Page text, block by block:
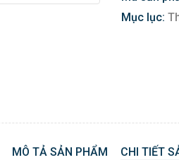
Mục lục:
MÔ TẢ SẢN PHẨM CHI TIẾT